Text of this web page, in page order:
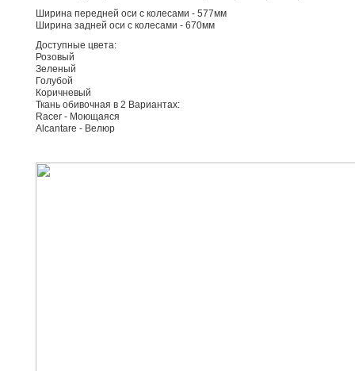
Ширина передней оси с колесами - 577мм
Ширина задней оси с колесами - 670мм
Доступные цвета:
Розовый
Зеленый
Голубой
Коричневый
Ткань обивочная в 2 Вариантах:
Racer - Моющаяся
Alcantare - Велюр